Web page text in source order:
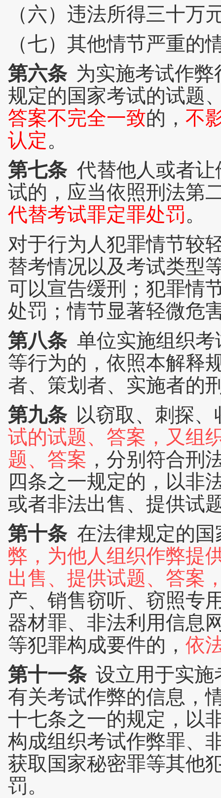
（六）违法所得三十万
（七）其他情节严重的
第六条 为实施考试作
规定的国家考试的试题
答案不完全一致的， 不
认定。
第七条 代替他人或者
试的，应当依照刑法第
代替考试罪定罪处罚。
对于行为人犯罪情节较
替考情况以及考试类型
可以宣告缓刑；犯罪情
处罚；情节显著轻微危
第八条 单位实施组织
等行为的，依照本解释
者、策划者、实施者的
第九条 以窃取、刺探、
试的试题、答案，又组
题、答案 ，分别符合刑
四条之一规定的，以非
或者非法出售、提供试
第十条 在法律规定的
弊，为他人组织作弊提
出售、提供试题、答案
产、销售窃听、窃照专
器材罪、非法利用信息
等犯罪构成要件的， 依
第十一条 设立用于实
有关考试作弊的信息，
十七条之一的规定，以
构成组织考试作弊罪、
获取国家秘密罪等其他
罚。